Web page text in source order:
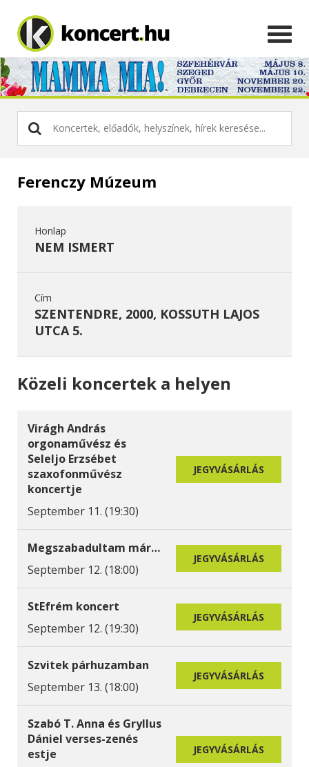
Ferenczy Múzeum
Honlap
NEM ISMERT
Cím
SZENTENDRE, 2000, KOSSUTH LAJOS
UTCA 5.
Közeli koncertek a helyen
Virágh András
orgonaművész és
Seleljo Erzsébet
szaxofonművész
koncertje
September 11. (19:30)
JEGYVÁSÁRLÁS
Megszabadultam már…
September 12. (18:00)
JEGYVÁSÁRLÁS
StEfrém koncert
September 12. (19:30)
JEGYVÁSÁRLÁS
Szvitek párhuzamban
September 13. (18:00)
JEGYVÁSÁRLÁS
Szabó T. Anna és Gryllus
Dániel verses-zenés
estje
JEGYVÁSÁRLÁS